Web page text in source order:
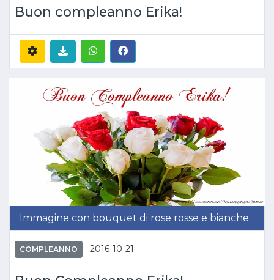
Buon compleanno Erika!
Immagine con bouquet di rose rosse e bianche
COMPLEANNO 2016-10-21